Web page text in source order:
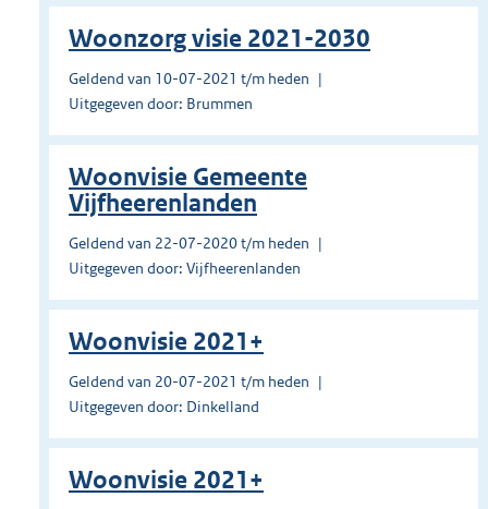
Woonzorg visie 2021-2030
Geldend van 10-07-2021 t/m heden
Uitgegeven door: Brummen
Woonvisie Gemeente
Vijfheerenlanden
Geldend van 22-07-2020 t/m heden
Uitgegeven door: Vijfheerenlanden
Woonvisie 2021+
Geldend van 20-07-2021 t/m heden
Uitgegeven door: Dinkelland
Woonvisie 2021+